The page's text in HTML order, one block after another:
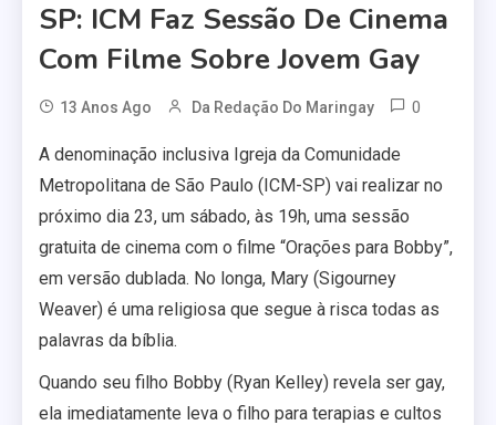
SP: ICM Faz Sessão De Cinema
Com Filme Sobre Jovem Gay
13 Anos Ago Da Redação Do Maringay 0
A denominação inclusiva Igreja da Comunidade
Metropolitana de São Paulo (ICM-SP) vai realizar no
próximo dia 23, um sábado, às 19h, uma sessão
gratuita de cinema com o filme “Orações para Bobby”,
em versão dublada. No longa, Mary (Sigourney
Weaver) é uma religiosa que segue à risca todas as
palavras da bíblia.
Quando seu filho Bobby (Ryan Kelley) revela ser gay,
ela imediatamente leva o filho para terapias e cultos